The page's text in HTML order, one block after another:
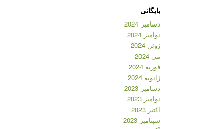
بایگانی
دسامبر 2024
نوامبر 2024
ژوئن 2024
می 2024
فوریه 2024
ژانویه 2024
دسامبر 2023
نوامبر 2023
اکتبر 2023
سپتامبر 2023